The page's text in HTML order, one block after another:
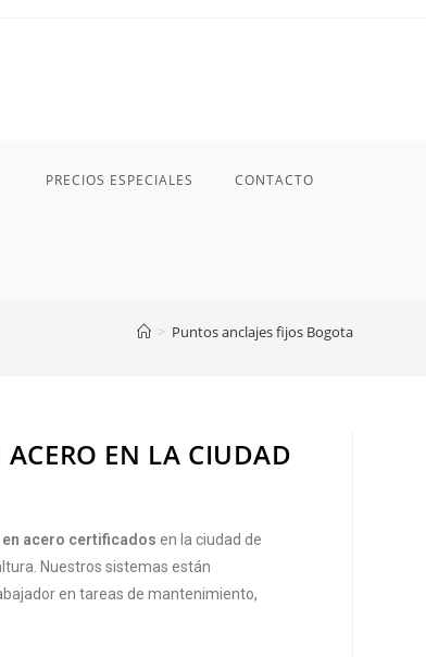
PRECIOS ESPECIALES CONTACTO
> Puntos anclajes fijos Bogota
EN LA CIUDAD
acero certificados en la ciudad de
Nuestros sistemas están
en tareas de mantenimiento,